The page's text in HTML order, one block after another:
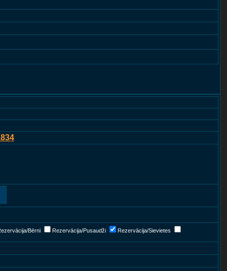
Bērni Rezervācija/Pusaudži Rezervācija/Sievietes